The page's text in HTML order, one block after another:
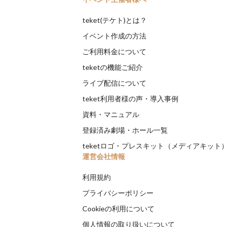
teket(テケト)とは？
イベント作成の方法
ご利用料金について
teketの機能ご紹介
ライブ配信について
teket利用者様の声・導入事例
資料・マニュアル
登録済み劇場・ホール一覧
teketロゴ・プレスキット（メディアキット）
運営会社情報
利用規約
プライバシーポリシー
Cookieの利用について
個人情報の取り扱いについて